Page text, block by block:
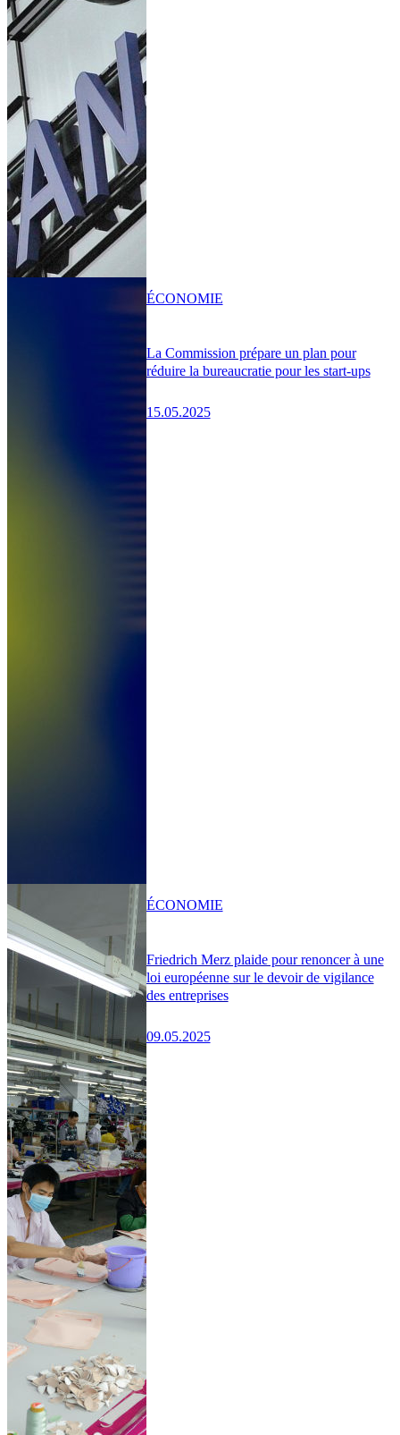
La Commission prépare un plan pour
réduire la bureaucratie pour les start-ups
15.05.2025
ÉCONOMIE
Friedrich Merz plaide pour renoncer à une
loi européenne sur le devoir de vigilance
des entreprises
09.05.2025
ÉCONOMIE